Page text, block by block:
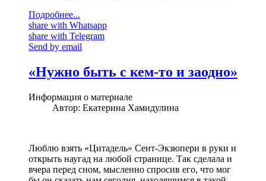
Подробнее...
share with Whatsapp
share with Telegram
Send by email
«Нужно быть с кем-то и заодно»
Информация о материале
Автор: Екатерина Хамидулина
Люблю взять «Цитадель» Сент-Экзюпери в руки и
открыть наугад на любой странице. Так сделала и
вчера перед сном, мысленно спросив его, что мог